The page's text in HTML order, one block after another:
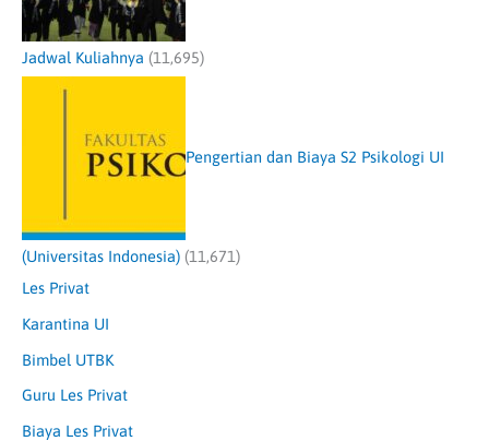
Jadwal Kuliahnya (11,695)
Pengertian dan Biaya S2 Psikologi UI
(Universitas Indonesia) (11,671)
Les Privat
Karantina UI
Bimbel UTBK
Guru Les Privat
Biaya Les Privat